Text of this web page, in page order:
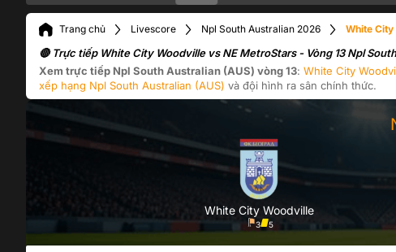
Trang chủ Livescore Npl South Australian 2026 White
🔴 Trực tiếp White City Woodville vs NE MetroStars - Vòng 13 Npl
Xem trực tiếp Npl South Australian (AUS) vòng 13: White City
xếp hạng Npl South Australian (AUS) và đội hình ra sân chính thức.
White City Woodville
3 5